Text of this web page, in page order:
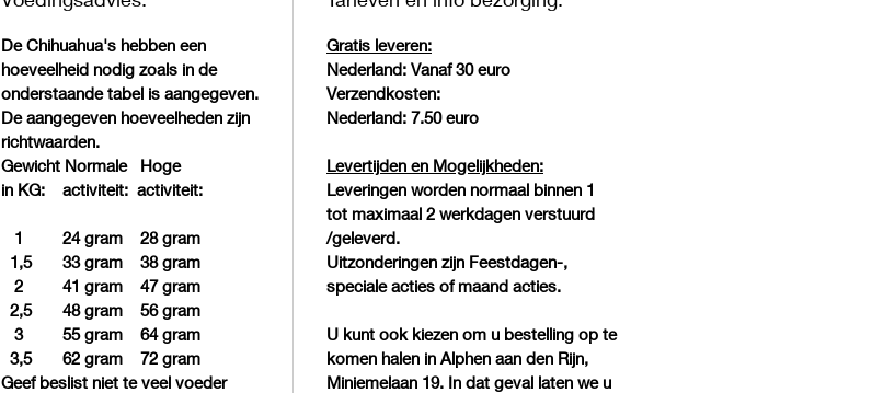
synthetische toevoegingen worden niet
verwerkt.
De Chihuahua's hebben een
hoeveelheid nodig zoals in de
onderstaande tabel is aangegeven.
De aangegeven hoeveelheden zijn
richtwaarden.
Gewicht Normale Hoge
in KG: activiteit: activiteit:
1 24 gram 28 gram
1,5 33 gram 38 gram
2 41 gram 47 gram
2,5 48 gram 56 gram
3 55 gram 64 gram
3,5 62 gram 72 gram
Geef beslist niet te veel voeder
Gratis leveren:
Nederland: Vanaf 30 euro
Verzendkosten:
Nederland: 7.50 euro
Levertijden en Mogelijkheden:
Leveringen worden normaal binnen 1
tot maximaal 2 werkdagen verstuurd
/geleverd.
Uitzonderingen zijn Feestdagen-,
speciale acties of maand acties.
U kunt ook kiezen om u bestelling op te
komen halen in Alphen aan den Rijn,
Miniemelaan 19. In dat geval laten we u